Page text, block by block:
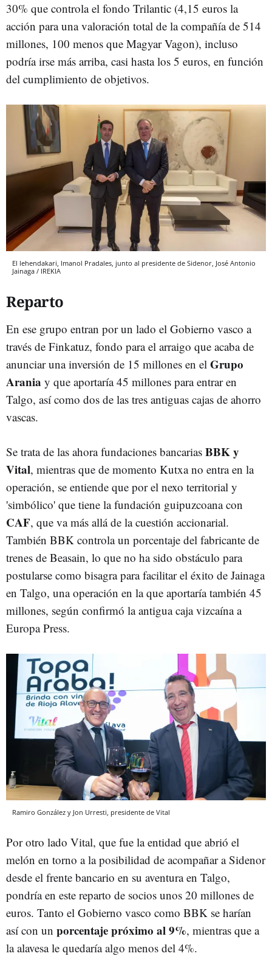
30% que controla el fondo Trilantic (4,15 euros la
acción para una valoración total de la compañía de 514
millones, 100 menos que Magyar Vagon), incluso
podría irse más arriba, casi hasta los 5 euros, en función
del cumplimiento de objetivos.
El lehendakari, Imanol Pradales, junto al presidente de Sidenor, José Antonio
Jainaga / IREKIA
Reparto
En ese grupo entran por un lado el Gobierno vasco a
través de Finkatuz, fondo para el arraigo que acaba de
anunciar una inversión de 15 millones en el Grupo
Arania y que aportaría 45 millones para entrar en
Talgo, así como dos de las tres antiguas cajas de ahorro
vascas.
Se trata de las ahora fundaciones bancarias BBK y
Vital, mientras que de momento Kutxa no entra en la
operación, se entiende que por el nexo territorial y
'simbólico' que tiene la fundación guipuzcoana con
CAF, que va más allá de la cuestión accionarial.
También BBK controla un porcentaje del fabricante de
trenes de Beasain, lo que no ha sido obstáculo para
postularse como bisagra para facilitar el éxito de Jainaga
en Talgo, una operación en la que aportaría también 45
millones, según confirmó la antigua caja vizcaína a
Europa Press.
Ramiro González y Jon Urresti, presidente de Vital
Por otro lado Vital, que fue la entidad que abrió el
melón en torno a la posibilidad de acompañar a Sidenor
desde el frente bancario en su aventura en Talgo,
pondría en este reparto de socios unos 20 millones de
euros. Tanto el Gobierno vasco como BBK se harían
así con un porcentaje próximo al 9%, mientras que a
la alavesa le quedaría algo menos del 4%.